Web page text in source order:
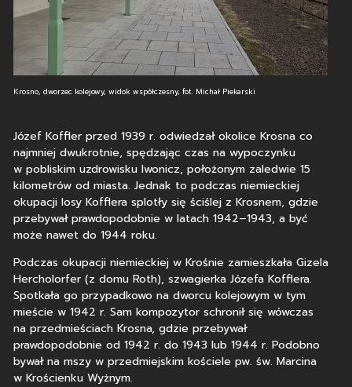
Krosno, dworzec kolejowy, widok współczesny, fot. Michał Piekarski
Józef Koffler przed 1939 r. odwiedzał okolice Krosna co
najmniej dwukrotnie, spędzając czas na wypoczynku
w pobliskim uzdrowisku Iwonicz, położonym zaledwie 15
kilometrów od miasta. Jednak to podczas niemieckiej
okupacji losy Kofflera splotły się ściślej z Krosnem, gdzie
przebywał prawdopodobnie w latach 1942–1943, a być
może nawet do 1944 roku.
Podczas okupacji niemieckiej w Krośnie zamieszkała Gizela
Hercholorfer (z domu Roth), szwagierka Józefa Kofflera.
Spotkała go przypadkowo na dworcu kolejowym w tym
mieście w 1942 r. Sam kompozytor schronił się wówczas
na przedmieściach Krosna, gdzie przebywał
prawdopodobnie od 1942 r. do 1943 lub 1944 r. Podobno
bywał na mszy w przedmiejskim kościele pw. św. Marcina
w Krościenku Wyżnym.